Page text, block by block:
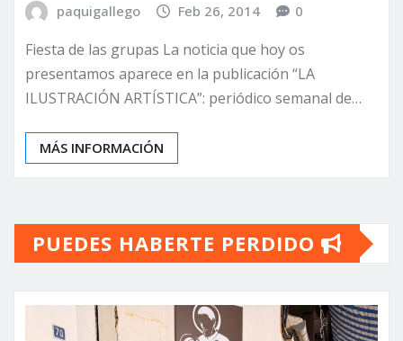
paquigallego Feb 26, 2014 0
Fiesta de las grupas La noticia que hoy os
presentamos aparece en la publicación “LA
ILUSTRACIÓN ARTÍSTICA”: periódico semanal de…
MÁS INFORMACIÓN
PUEDES HABERTE PERDIDO